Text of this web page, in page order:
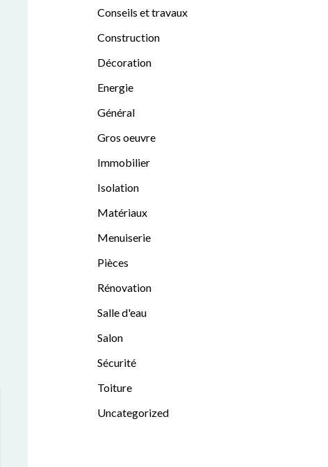
Conseils et travaux
Construction
Décoration
Energie
Général
Gros oeuvre
Immobilier
Isolation
Matériaux
Menuiserie
Pièces
Rénovation
Salle d'eau
Salon
Sécurité
Toiture
Uncategorized